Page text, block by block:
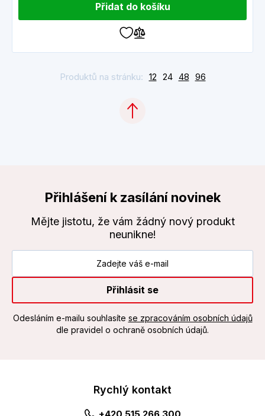
Přidat do košíku
Produktů na stránku: 12 24 48 96
Přihlášení k zasílání novinek
Mějte jistotu, že vám žádný nový produkt
neunikne!
Přihlásit se
Odesláním e-mailu souhlasíte se zpracováním osobních údajů
dle pravidel o ochraně osobních údajů.
Rychlý kontakt